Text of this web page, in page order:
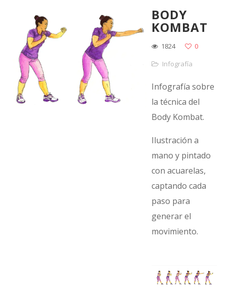
BODY
KOMBAT
1824
0
Infografía
Infografía sobre
la técnica del
Body Kombat.
Ilustración a
mano y pintado
con acuarelas,
captando cada
paso para
generar el
movimiento.